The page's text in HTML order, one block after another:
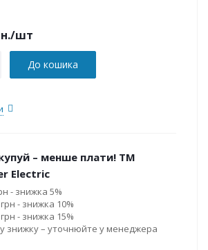
/шт
До кошика
– менше плати! ТМ
Electric
- знижка 5%
грн - знижка 10%
грн - знижка 15%
знижку – уточнюйте у менеджера